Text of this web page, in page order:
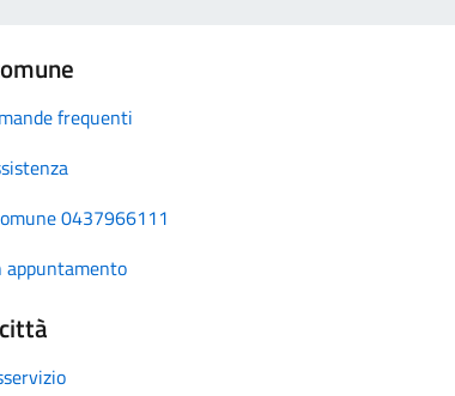
frequenti
0437966111
appuntamento